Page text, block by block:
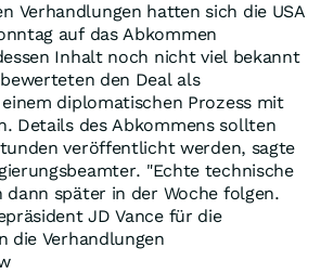
Verhandlungen hatten sich die USA
auf das Abkommen
Inhalt noch nicht viel bekannt
den Deal als
diplomatischen Prozess mit
Details des Abkommens sollten
veröffentlicht werden, sagte
"Echte technische
dann später in der Woche folgen.
JD Vance für die
die Verhandlungen